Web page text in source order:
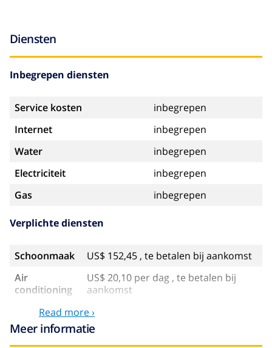
Diensten
Inbegrepen diensten
Service kosten
inbegrepen
Internet
inbegrepen
Water
inbegrepen
Electriciteit
inbegrepen
Gas
inbegrepen
Verplichte diensten
Schoonmaak
US$ 152,45 , te betalen bij aankomst
Air
conditioning
US$ 20,10 per dag , te betalen bij
aankomst
Optionele diensten
Read more ›
Meer informatie